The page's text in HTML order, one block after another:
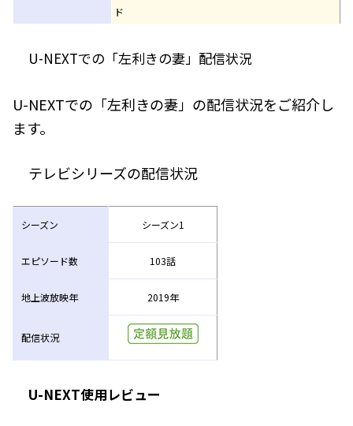
ド
U-NEXTでの「左利きの妻」配信状況
U-NEXTでの「左利きの妻」の配信状況をご紹介し
ます。
テレビシリーズの配信状況
シーズン シーズン1
エピソード数 103話
地上波放映年 2019年
配信状況
U-NEXT使用レビュー